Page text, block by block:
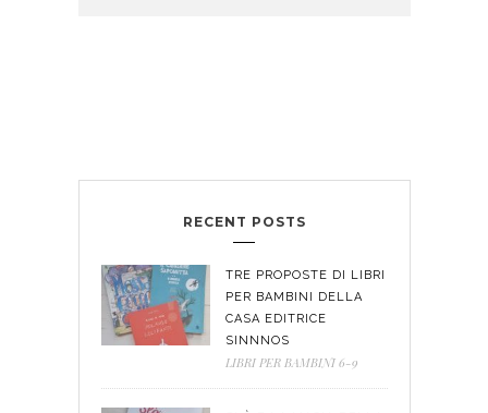
RECENT POSTS
TRE PROPOSTE DI LIBRI
PER BAMBINI DELLA
CASA EDITRICE
SINNNOS
LIBRI PER BAMBINI 6-9